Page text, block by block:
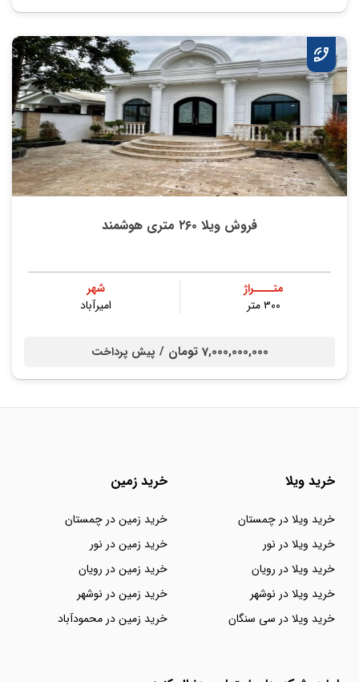
فروش ویلا ۲۶۰ متری هوشمند
متــــراژ
۳۰۰ متر
شهر
امیرآباد
7,000,000,000 تومان / پیش پرداخت
خرید ویلا
خرید ویلا در چمستان
خرید ویلا در نور
خرید ویلا در رویان
خرید ویلا در نوشهر
خرید ویلا در سی سنگان
خرید زمین
خرید زمین در چمستان
خرید زمین در نور
خرید زمین در رویان
خرید زمین در نوشهر
خرید زمین در محمودآباد